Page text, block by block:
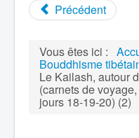
Précédent
Vous êtes ici :
Bouddhisme
Le Kailash, autour
(carnets de
jours 18-19-20) (2)